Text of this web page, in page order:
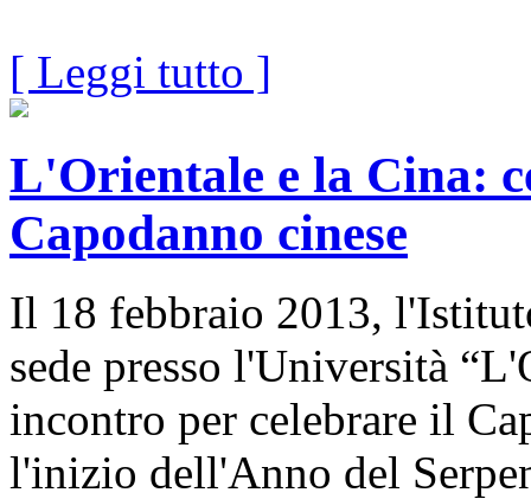
[ Leggi tutto ]
L'Orientale e la Cina:
Capodanno cinese
Il 18 febbraio 2013,
sede presso l'Università
incontro per celebrare il
l'inizio dell'Anno del